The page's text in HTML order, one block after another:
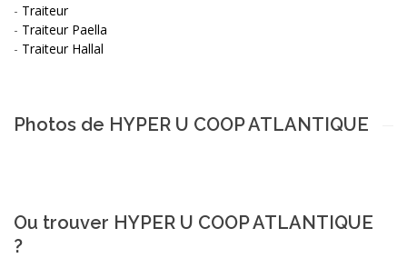
- Traiteur
- Traiteur Paella
- Traiteur Hallal
Photos de HYPER U COOP ATLANTIQUE
Ou trouver HYPER U COOP ATLANTIQUE
?